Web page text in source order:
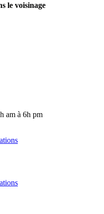
le voisinage
am à 6h pm